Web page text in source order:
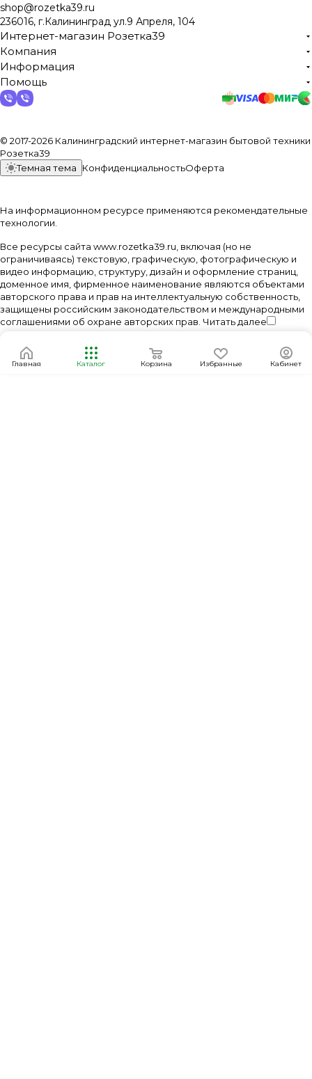
shop@rozetka39.ru
236016, г.Калининград ул.9 Апреля, 104
Интернет-магазин Розетка39
Компания
Информация
Помощь
© 2017-2026 Калининградский интернет-магазин бытовой техники
Розетка39
Темная тема
КонфиденциальностьОферта
На информационном ресурсе применяются рекомендательные
технологии
Все ресурсы сайта www.rozetka39.ru, включая (но не
ограничиваясь) текстовую, графическую, фотографическую и
видео информацию, структуру, дизайн и оформление страниц,
доменное имя, фирменное наименование являются объектами
авторского права и прав на интеллектуальную собственность,
защищены российским законодательством и международными
соглашениями об охране авторских прав. Читать далее
Главная Каталог Корзина Избранные Кабинет